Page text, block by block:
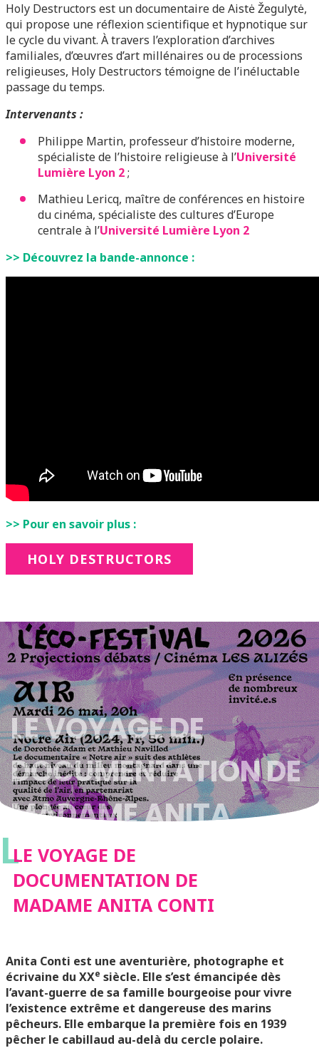
Holy Destructors est un documentaire de Aistė Žegulytė,
qui propose une réflexion scientifique et hypnotique sur
le cycle du vivant. À travers l’exploration d’archives
familiales, d’œuvres d’art millénaires ou de processions
religieuses, Holy Destructors témoigne de l’inéluctable
passage du temps.
Intervenants :
Philippe Martin, professeur d’histoire moderne,
spécialiste de l’histoire religieuse à l’Université
Lumière Lyon 2;
Mathieu Lericq, maître de conférences en histoire
du cinéma, spécialiste des cultures d’Europe
centraleà l’Université Lumière Lyon 2
>> Découvrez la bande-annonce :
>> Pour en savoir plus :
HOLY DESTRUCTORS
LE VOYAGE DE
DOCUMENTATION DE
MADAME ANITA
CONTI
LLE VOYAGE DE
DOCUMENTATION DE
MADAME ANITA CONTI
Anita Conti est une aventurière, photographe et
écrivaine du XXe siècle. Elle s’est émancipée dès
l’avant-guerre de sa famille bourgeoise pour vivre
l’existence extrême et dangereuse des marins
pêcheurs. Elle embarque la première fois en 1939
pêcher le cabillaud au-delà du cercle polaire.